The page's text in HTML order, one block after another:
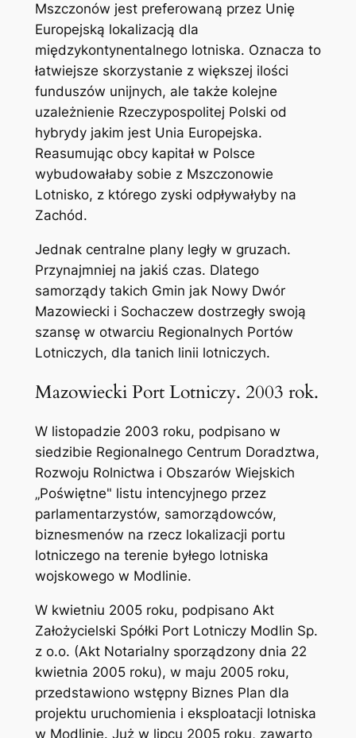
Mszczonów jest preferowaną przez Unię
Europejską lokalizacją dla
międzykontynentalnego lotniska. Oznacza to
łatwiejsze skorzystanie z większej ilości
funduszów unijnych, ale także kolejne
uzależnienie Rzeczypospolitej Polski od
hybrydy jakim jest Unia Europejska.
Reasumując obcy kapitał w Polsce
wybudowałaby sobie z Mszczonowie
Lotnisko, z którego zyski odpływałyby na
Zachód.
Jednak centralne plany legły w gruzach.
Przynajmniej na jakiś czas. Dlatego
samorządy takich Gmin jak Nowy Dwór
Mazowiecki i Sochaczew dostrzegły swoją
szansę w otwarciu Regionalnych Portów
Lotniczych, dla tanich linii lotniczych.
Mazowiecki Port Lotniczy. 2003 rok.
W listopadzie 2003 roku, podpisano w
siedzibie Regionalnego Centrum Doradztwa,
Rozwoju Rolnictwa i Obszarów Wiejskich
„Poświętne" listu intencyjnego przez
parlamentarzystów, samorządowców,
biznesmenów na rzecz lokalizacji portu
lotniczego na terenie byłego lotniska
wojskowego w Modlinie.
W kwietniu 2005 roku, podpisano Akt
Założycielski Spółki Port Lotniczy Modlin Sp.
z o.o. (Akt Notarialny sporządzony dnia 22
kwietnia 2005 roku), w maju 2005 roku,
przedstawiono wstępny Biznes Plan dla
projektu uruchomienia i eksploatacji lotniska
w Modlinie. Już w lipcu 2005 roku, zawarto